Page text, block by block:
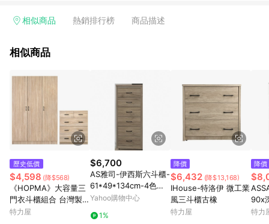
客找到居家修繕、佈置或裝潢時所需；另外，在各家分店內規劃
等各方面進行整合，提升服務質感，期望每一位來店顧客，能輕
結帳流程(Easy to buy)、每次到「特力屋」購物都能得到新的啟
發與靈感(Exciting experience)，同時持續提供消費者居家修繕
最佳解決方案，以創造優質居家環境為首要目標，成為消費者打
造幸福家園時的優先選擇。
相似商品 熱銷排行榜 商品描述
相似商品
歷史低價
$4,598 (降$568)
《HOPMA》大容量三
門衣斗櫃組合 台灣製造
衣櫥 抽屜櫃 衣物收納
特力屋
$6,700
AS雅司-伊西斯六斗櫃-
61*49*134cm-4色可
選
Yahoo購物中心
1%
降價
$6,432 (降$13,168)
IHouse-特洛伊 微工業
風三斗櫃古橡
特力屋
降價
90x
特力